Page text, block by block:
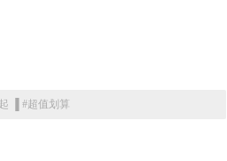
▐ #超值划算